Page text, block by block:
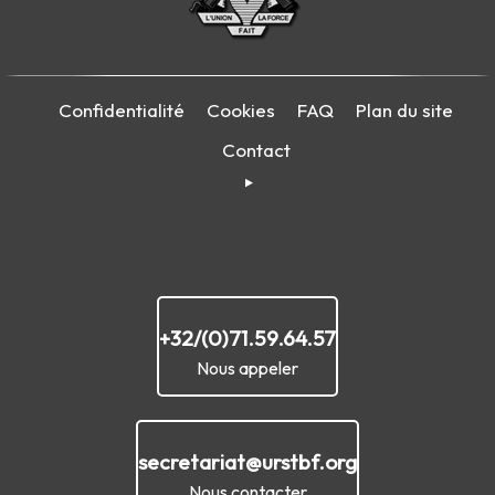
Confidentialité Cookies FAQ
Plan du site
Contact
+32/(0)71.59.64.57
Nous appeler
secretariat@urstbf.org